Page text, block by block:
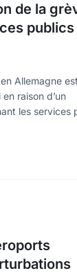
de la
publics
Allemagne est
raison d’un
les services